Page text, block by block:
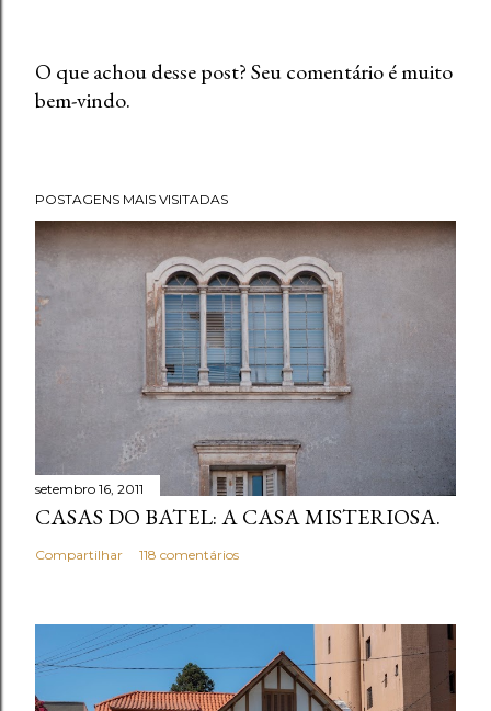
P
a
r
u
m
c
t
á
r
i
O que achou desse post? Seu comentário é muito
bem-vindo.
POSTAGENS MAIS VISITADAS
setembro 16, 2011
CASAS DO BATEL: A CASA MISTERIOSA.
Compartilhar 118 comentários